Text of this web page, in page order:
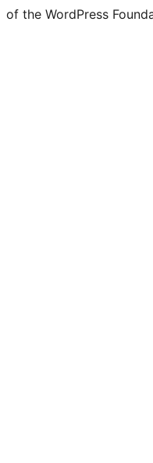
of the WordPress